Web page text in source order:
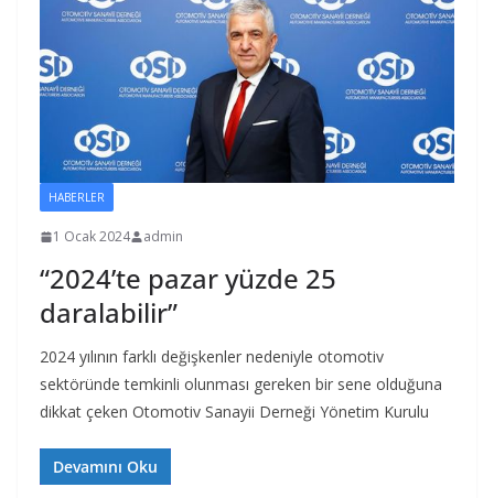
HABERLER
1 Ocak 2024 admin
“2024’te pazar yüzde 25
daralabilir”
2024 yılının farklı değişkenler nedeniyle otomotiv
sektöründe temkinli olunması gereken bir sene olduğuna
dikkat çeken Otomotiv Sanayii Derneği Yönetim Kurulu
Devamını Oku